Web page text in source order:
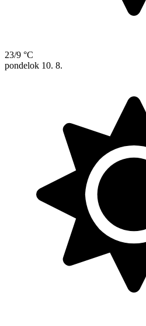
23/9 °C
pondelok 10. 8.